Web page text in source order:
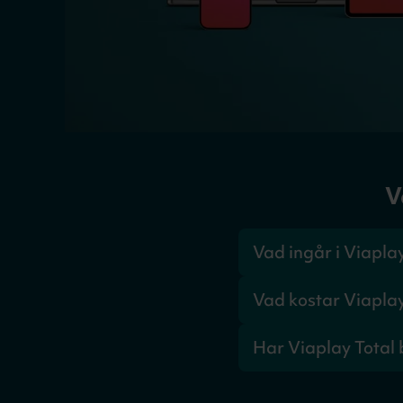
Vad ingår i
paket.
Vad kostar
bindningstid (12 eller
Har Viaplay Total